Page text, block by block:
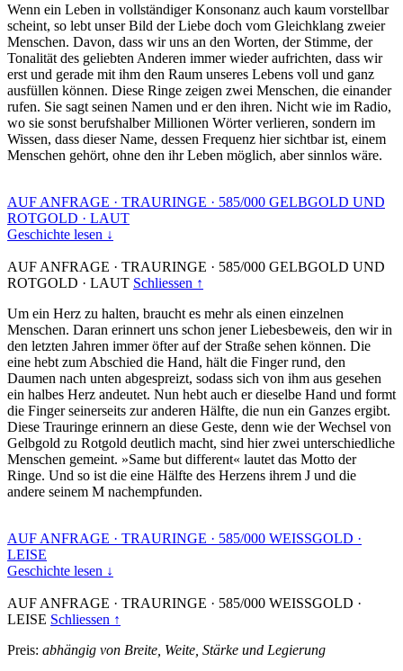
Wenn ein Leben in vollständiger Konsonanz auch kaum vorstellbar
scheint, so lebt unser Bild der Liebe doch vom Gleichklang zweier
Menschen. Davon, dass wir uns an den Worten, der Stimme, der
Tonalität des geliebten Anderen immer wieder aufrichten, dass wir
erst und gerade mit ihm den Raum unseres Lebens voll und ganz
ausfüllen können. Diese Ringe zeigen zwei Menschen, die einander
rufen. Sie sagt seinen Namen und er den ihren. Nicht wie im Radio,
wo sie sonst berufshalber Millionen Wörter verlieren, sondern im
Wissen, dass dieser Name, dessen Frequenz hier sichtbar ist, einem
Menschen gehört, ohne den ihr Leben möglich, aber sinnlos wäre.
AUF ANFRAGE · TRAURINGE · 585/000 GELBGOLD UND
ROTGOLD · LAUT
Geschichte lesen ↓
AUF ANFRAGE · TRAURINGE · 585/000 GELBGOLD UND
ROTGOLD · LAUT Schliessen ↑
Um ein Herz zu halten, braucht es mehr als einen einzelnen
Menschen. Daran erinnert uns schon jener Liebesbeweis, den wir in
den letzten Jahren immer öfter auf der Straße sehen können. Die
eine hebt zum Abschied die Hand, hält die Finger rund, den
Daumen nach unten abgespreizt, sodass sich von ihm aus gesehen
ein halbes Herz andeutet. Nun hebt auch er dieselbe Hand und formt
die Finger seinerseits zur anderen Hälfte, die nun ein Ganzes ergibt.
Diese Trauringe erinnern an diese Geste, denn wie der Wechsel von
Gelbgold zu Rotgold deutlich macht, sind hier zwei unterschiedliche
Menschen gemeint. »Same but different« lautet das Motto der
Ringe. Und so ist die eine Hälfte des Herzens ihrem J und die
andere seinem M nachempfunden.
AUF ANFRAGE · TRAURINGE · 585/000 WEISSGOLD ·
LEISE
Geschichte lesen ↓
AUF ANFRAGE · TRAURINGE · 585/000 WEISSGOLD ·
LEISE Schliessen ↑
Preis: abhängig von Breite, Weite, Stärke und Legierung